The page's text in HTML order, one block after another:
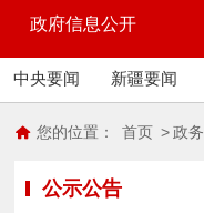
政府信息公开
中央要闻 新疆要闻
您的位置： 首页 > 政
公示公告